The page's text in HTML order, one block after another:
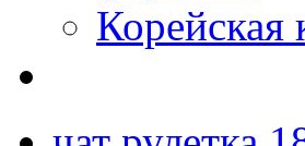
Корейская